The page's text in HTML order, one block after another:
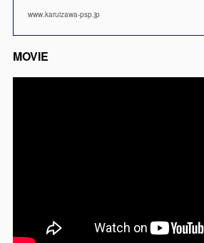
www.karuizawa-psp.jp
MOVIE